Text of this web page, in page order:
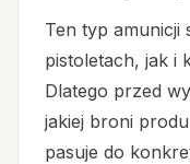
Ten typ amunicji
pistoletach, jak i
Dlatego przed
jakiej broni
pasuje do